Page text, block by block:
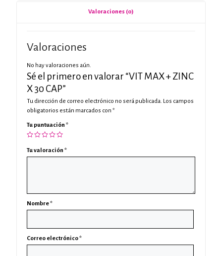
Valoraciones (0)
Valoraciones
No hay valoraciones aún.
Sé el primero en valorar “VIT MAX + ZINC
X 30 CAP”
Tu dirección de correo electrónico no será publicada. Los campos
obligatorios están marcados con *
Tu puntuación *
Tu valoración *
Nombre*
Correo electrónico*